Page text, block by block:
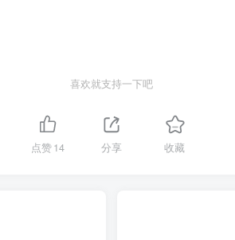
喜欢就支持一下吧
点赞14 分享 收藏